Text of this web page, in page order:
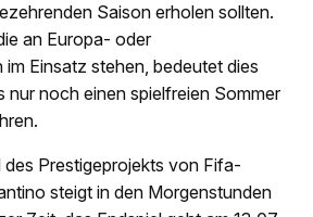
Saison erholen sollten.
an Europa- oder
Einsatz stehen, bedeutet dies
nur noch einen spielfreien Sommer
Prestigeprojekts von Fifa-
steigt in den Morgenstunden